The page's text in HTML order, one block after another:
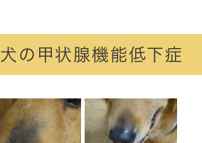
犬の甲状腺機能低下